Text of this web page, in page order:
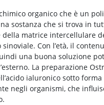
organico che è un
sostanza che si trova in
matrice intercellulare
Con l’età, il
una buona soluzione
La preparazione
ialuronico sotto forma
negli organismi, che